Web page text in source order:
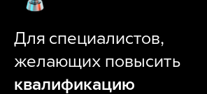
Для специалистов,
желающих повысить
квалификацию